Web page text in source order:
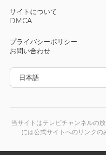
サイトについて
DMCA
プライバシーポリシー
お問い合わせ
当サイトはテレビチャンネルの
には公式サイトへのリンク